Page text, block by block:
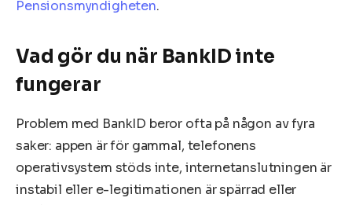
Pensionsmyndigheten.
Vad gör du när BankID inte
fungerar
Problem med BankID beror ofta på någon av fyra
saker: appen är för gammal, telefonens
operativsystem stöds inte, internetanslutningen är
instabil eller e-legitimationen är spärrad eller